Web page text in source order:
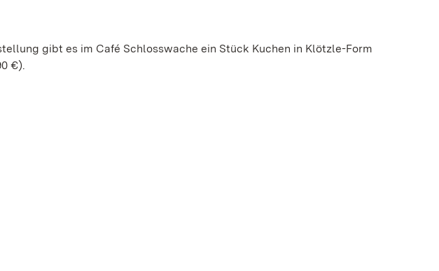
gibt es im Café Schlosswache ein Stück Kuchen in Klötzle-Form
€).